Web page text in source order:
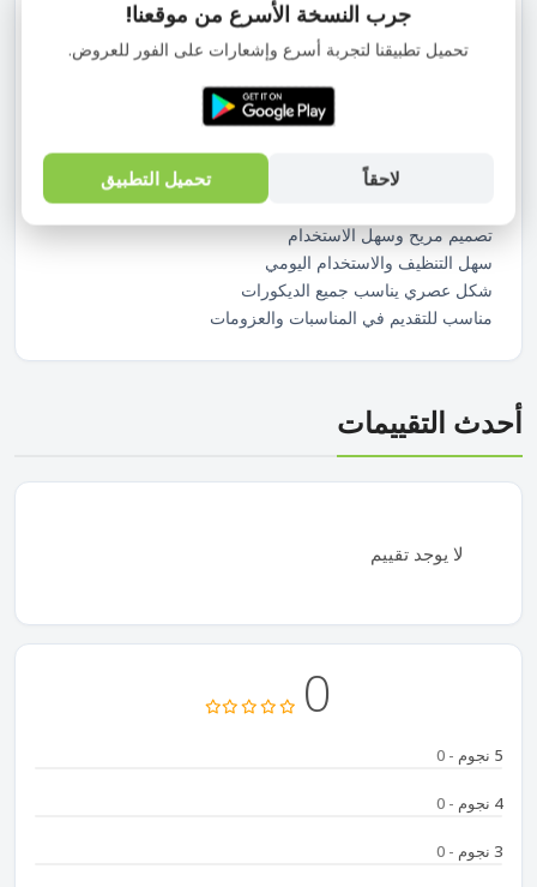
جذابة تجعله مناسب للاستخدام اليومي أو التقديم في المناسبات
والعزومات.
سهل التنظيف وخفيف الوزن كما أنه مناسب للاستخدام المنزلي
مصنوع من الزجاج الشفاف عالي الجودة
مزخرف بفراشات أنيقة
مناسب للعصائر والمياه والمشروبات الباردة
تصميم مريح وسهل الاستخدام
سهل التنظيف والاستخدام اليومي
شكل عصري يناسب جميع الديكورات
مناسب للتقديم في المناسبات والعزومات
أحدث التقييمات
لا يوجد تقييم
0
5 نجوم - 0
4 نجوم - 0
3 نجوم - 0
جرب النسخة الأسرع من موقعنا!
تحميل تطبيقنا لتجربة أسرع وإشعارات على الفور للعروض.
لاحقاً تحميل التطبيق